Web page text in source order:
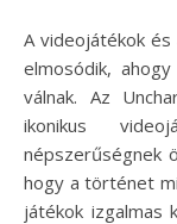
A videojátékok és a filmek közötti határvonal egyre inkább
elmosódik,
válnak. Az
ikonikus
népszerűségnek
hogy a történet
játékok izgalmas